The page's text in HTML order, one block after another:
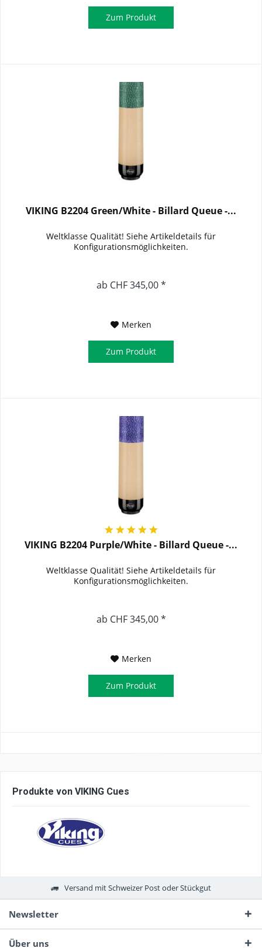
Zum Produkt
VIKING B2204 Green/White - Billard Queue -...
Weltklasse Qualität! Siehe Artikeldetails für
Konfigurationsmöglichkeiten.
ab CHF 345,00 *
Merken
Zum Produkt
VIKING B2204 Purple/White - Billard Queue -...
Weltklasse Qualität! Siehe Artikeldetails für
Konfigurationsmöglichkeiten.
ab CHF 345,00 *
Merken
Zum Produkt
Produkte von VIKING Cues
Versand mit Schweizer Post oder Stückgut
Newsletter
Über uns